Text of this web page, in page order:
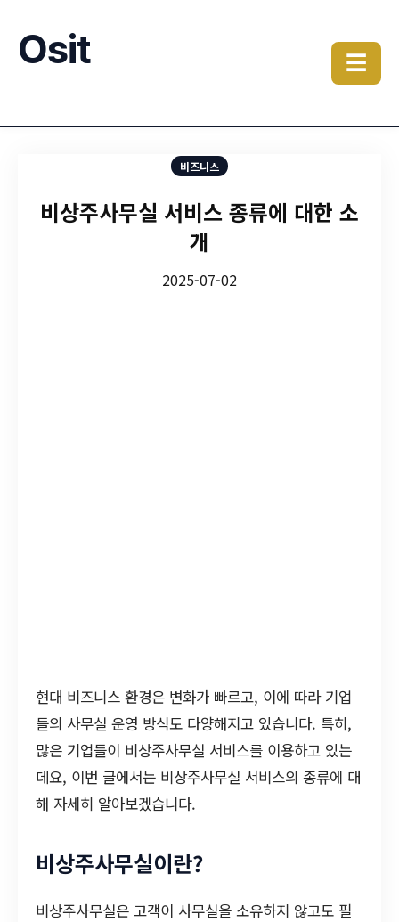
Osit ☰
비즈니스
비상주사무실 서비스 종류에 대한 소
개
2025-07-02
현대 비즈니스 환경은 변화가 빠르고, 이에 따라 기업
들의 사무실 운영 방식도 다양해지고 있습니다. 특히,
많은 기업들이 비상주사무실 서비스를 이용하고 있는
데요, 이번 글에서는 비상주사무실 서비스의 종류에 대
해 자세히 알아보겠습니다.
비상주사무실이란?
비상주사무실은 고객이 사무실을 소유하지 않고도 필